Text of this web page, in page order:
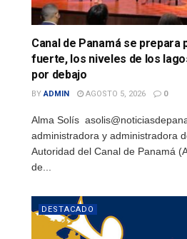
Canal de Panamá se prepara
fuerte, los niveles de los
por debajo
BY ADMIN AGOSTO 5, 2026 0
Alma Solís
administradora y administradora
Autoridad del Canal de Panamá
de...
DESTACADO